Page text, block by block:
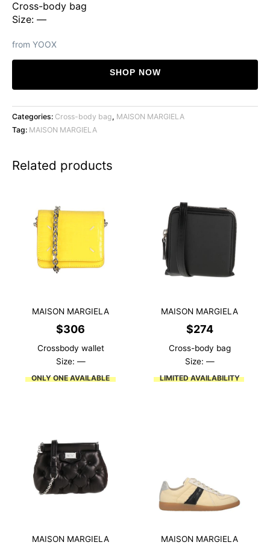
Cross-body bag
Size: —
from YOOX
SHOP NOW
Categories: Cross-body bag, MAISON MARGIELA
Tag: MAISON MARGIELA
Related products
MAISON MARGIELA
$306
Crossbody wallet
Size: —
ONLY ONE AVAILABLE
MAISON MARGIELA
$274
Cross-body bag
Size: —
LIMITED AVAILABILITY
MAISON MARGIELA MAISON MARGIELA